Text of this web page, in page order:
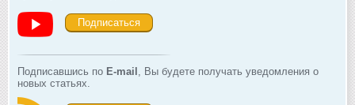
Подписаться
Подписавшись по E-mail , Вы будете получать уведомления о
новых статьях.